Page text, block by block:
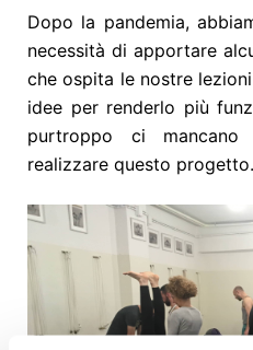
Dopo la pandemia,
necessità di apportare
che ospita le nostre
idee per renderlo più
purtroppo ci
realizzare questo progetto.